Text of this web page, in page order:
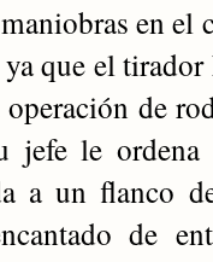
en el
que el tirador
de
jefe le
a un flanco
de